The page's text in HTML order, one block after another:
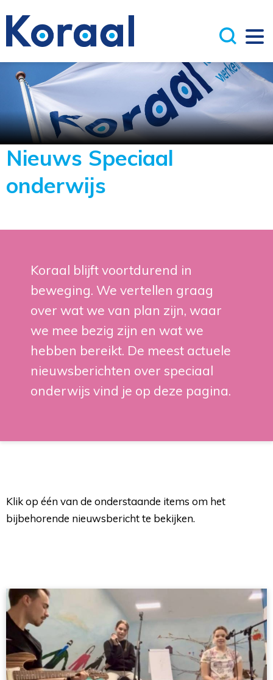
Nieuws Speciaal
onderwijs
Koraal blijft voortdurend in
beweging. We vertellen graag
over wat we van plan zijn, waar
we mee bezig zijn en wat we
hebben bereikt. De meest actuele
nieuwsberichten over speciaal
onderwijs vind je op deze pagina.
Klik op één van de onderstaande items om het
bijbehorende nieuwsbericht te bekijken.